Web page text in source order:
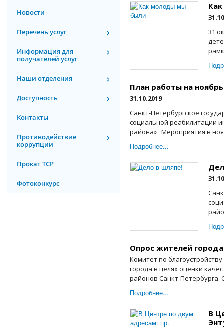
Новости
Перечень услуг
Информация для
получателей услуг
Наши отделения
Доступность
Контакты
Противодействие
коррупции
Прокат ТСР
Фотоконкурс
31
План работы на
31.10.2019
Санкт-Петербургское
социальной реабилитации
района» Мероприятия в
Подробнее...
Опрос жителей города
Комитет по
города в целях оценки
районов Санкт-Петербурга.
Подробнее...
В